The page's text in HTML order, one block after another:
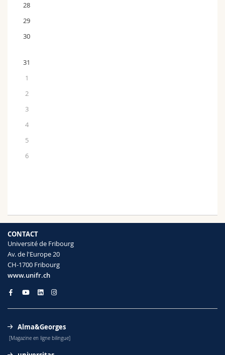
28
29
30
31
1
2
3
4
5
6
CONTACT
Université de Fribourg
Av. de l'Europe 20
CH-1700 Fribourg
www.unifr.ch
Alma&Georges
[Magazine en ligne bilingue]